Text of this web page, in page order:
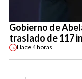
Gobierno de
traslado de 117
Hace4 horas